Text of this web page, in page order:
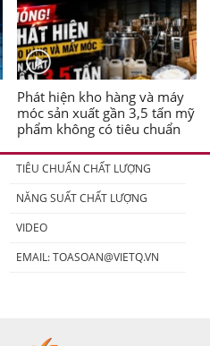
Phát hiện kho hàng và máy
móc sản xuất gần 3,5 tấn mỹ
phẩm không có tiêu chuẩn
TIÊU CHUẨN CHẤT LƯỢNG
NĂNG SUẤT CHẤT LƯỢNG
VIDEO
EMAIL:TOASOAN@VIETQ.VN